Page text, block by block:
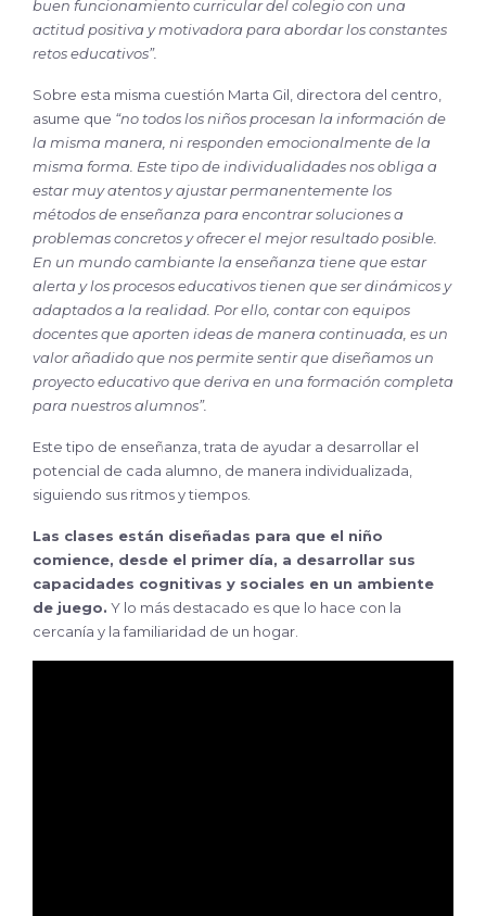
buen funcionamiento curricular del colegio con una
actitud positiva y motivadora para abordar los constantes
retos educativos”.
Sobre esta misma cuestión Marta Gil, directora del centro,
asume que “no todos los niños procesan la información de
la misma manera, ni responden emocionalmente de la
misma forma. Este tipo de individualidades nos obliga a
estar muy atentos y ajustar permanentemente los
métodos de enseñanza para encontrar soluciones a
problemas concretos y ofrecer el mejor resultado posible.
En un mundo cambiante la enseñanza tiene que estar
alerta y los procesos educativos tienen que ser dinámicos y
adaptados a la realidad. Por ello, contar con equipos
docentes que aporten ideas de manera continuada, es un
valor añadido que nos permite sentir que diseñamos un
proyecto educativo que deriva en una formación completa
para nuestros alumnos”.
Este tipo de enseñanza, trata de ayudar a desarrollar el
potencial de cada alumno, de manera individualizada,
siguiendo sus ritmos y tiempos.
Las clases están diseñadas para que el niño
comience, desde el primer día, a desarrollar sus
capacidades cognitivas y sociales en un ambiente
de juego. Y lo más destacado es que lo hace con la
cercanía y la familiaridad de un hogar.